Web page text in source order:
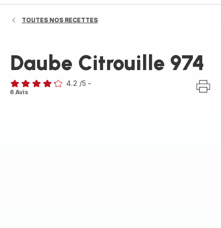
TOUTES NOS RECETTES
Daube Citrouille 974
ratings.4.2
4.2 /5 -
6 Avis